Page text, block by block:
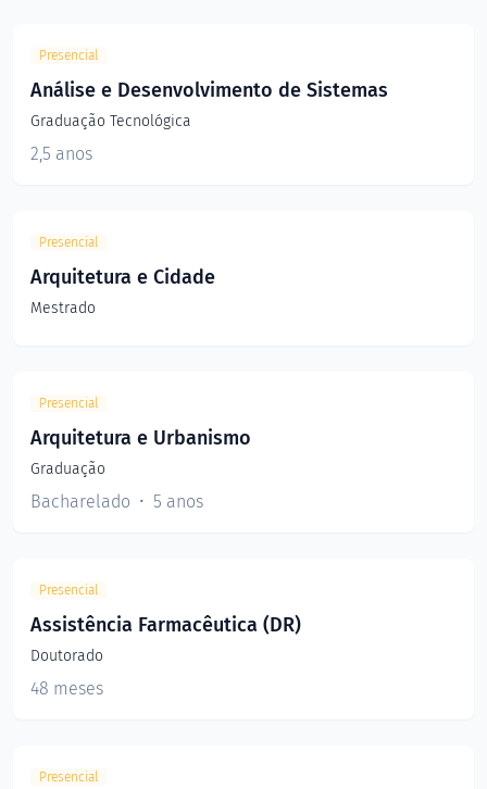
Presencial
Análise e Desenvolvimento de Sistemas
Graduação Tecnológica
2,5 anos
Presencial
Arquitetura e Cidade
Mestrado
Presencial
Arquitetura e Urbanismo
Graduação
Bacharelado 5 anos
Presencial
Assistência Farmacêutica (DR)
Doutorado
48 meses
Presencial